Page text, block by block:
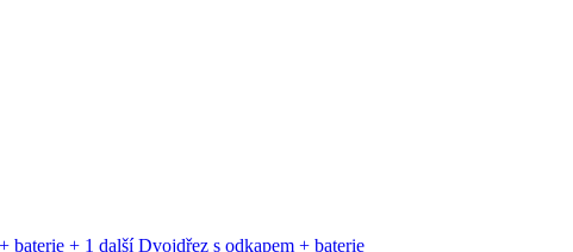
baterie + 1 další Dvojdřez s odkapem + baterie